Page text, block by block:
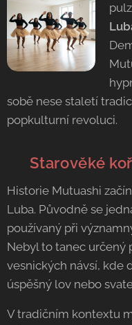
sobě nese staletí
popkulturní revoluci.
🇨🇩 Starověké
​Historie Mutuashi
Luba. Původně se
používaný při
Nebyl to tanec určený
vesnických návsí, kde
úspěšný lov nebo
​V tradičním kontextu